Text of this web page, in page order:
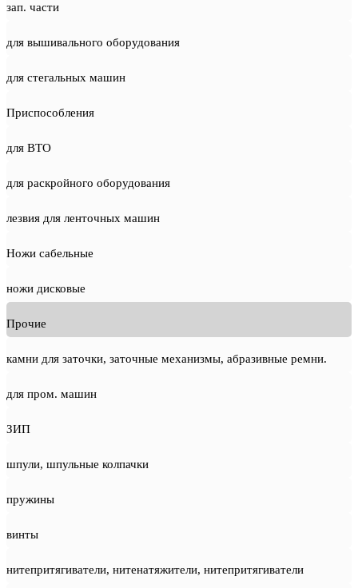
зап. части
для вышивального оборудования
для стегальных машин
Приспособления
для ВТО
для раскройного оборудования
лезвия для ленточных машин
Ножи сабельные
ножи дисковые
Прочие
камни для заточки, заточные механизмы, абразивные ремни.
для пром. машин
ЗИП
шпули, шпульные колпачки
пружины
винты
нитепритягиватели, нитенатяжители, нитепритягиватели